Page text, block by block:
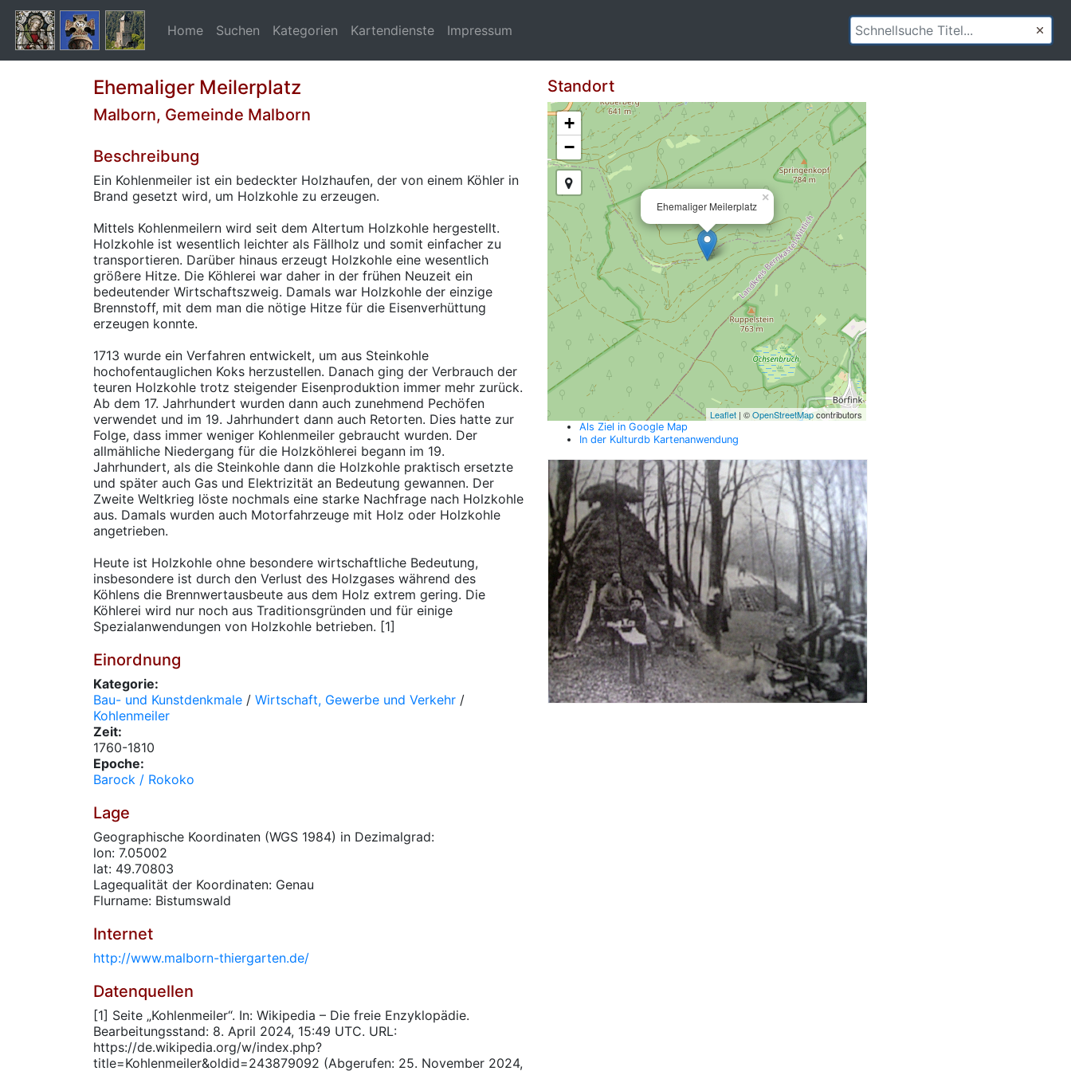
Home Suchen Kategorien Kartendienste Impressum
Ehemaliger Meilerplatz
Malborn, Gemeinde Malborn
Beschreibung
Ein Kohlenmeiler ist ein bedeckter Holzhaufen, der von einem Köhler in
Brand gesetzt wird, um Holzkohle zu erzeugen.
Mittels Kohlenmeilern wird seit dem Altertum Holzkohle hergestellt.
Holzkohle ist wesentlich leichter als Fällholz und somit einfacher zu
transportieren. Darüber hinaus erzeugt Holzkohle eine wesentlich
größere Hitze. Die Köhlerei war daher in der frühen Neuzeit ein
bedeutender Wirtschaftszweig. Damals war Holzkohle der einzige
Brennstoff, mit dem man die nötige Hitze für die Eisenverhüttung
erzeugen konnte.
1713 wurde ein Verfahren entwickelt, um aus Steinkohle
hochofentauglichen Koks herzustellen. Danach ging der Verbrauch der
teuren Holzkohle trotz steigender Eisenproduktion immer mehr zurück.
Ab dem 17. Jahrhundert wurden dann auch zunehmend Pechöfen
verwendet und im 19. Jahrhundert dann auch Retorten. Dies hatte zur
Folge, dass immer weniger Kohlenmeiler gebraucht wurden. Der
allmähliche Niedergang für die Holzköhlerei begann im 19.
Jahrhundert, als die Steinkohle dann die Holzkohle praktisch ersetzte
und später auch Gas und Elektrizität an Bedeutung gewannen. Der
Zweite Weltkrieg löste nochmals eine starke Nachfrage nach Holzkohle
aus. Damals wurden auch Motorfahrzeuge mit Holz oder Holzkohle
angetrieben.
Heute ist Holzkohle ohne besondere wirtschaftliche Bedeutung,
insbesondere ist durch den Verlust des Holzgases während des
Köhlens die Brennwertausbeute aus dem Holz extrem gering. Die
Köhlerei wird nur noch aus Traditionsgründen und für einige
Spezialanwendungen von Holzkohle betrieben. [1]
Einordnung
Kategorie:
Bau- und Kunstdenkmale / Wirtschaft, Gewerbe und Verkehr /
Kohlenmeiler
Zeit:
1760-1810
Epoche:
Barock / Rokoko
Lage
Geographische Koordinaten (WGS 1984) in Dezimalgrad:
lon: 7.05002
lat: 49.70803
Lagequalität der Koordinaten: Genau
Flurname: Bistumswald
Internet
http://www.malborn-thiergarten.de/
Datenquellen
[1] Seite „Kohlenmeiler“. In: Wikipedia – Die freie Enzyklopädie.
Bearbeitungsstand: 8. April 2024, 15:49 UTC. URL:
https://de.wikipedia.org/w/index.php?
title=Kohlenmeiler&oldid=243879092 (Abgerufen: 25. November 2024,
Standort
Ehemaliger Meilerplatz
×
+
−
Leaflet | ©OpenStreetMapcontributors
Als Ziel in Google Map
In der Kulturdb Kartenanwendung